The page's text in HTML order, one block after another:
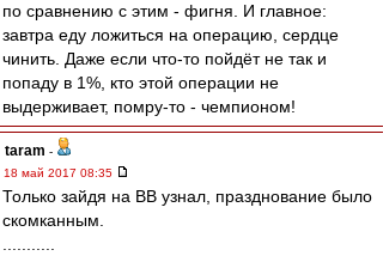
по сравнению с этим - фигня. И главное:
завтра еду ложиться на операцию, сердце
чинить. Даже если что-то пойдёт не так и
попаду в 1%, кто этой операции не
выдерживает, помру-то - чемпионом!
taram -
18 май 2017 08:35
Только зайдя на ВВ узнал, празднование было
скомканным.